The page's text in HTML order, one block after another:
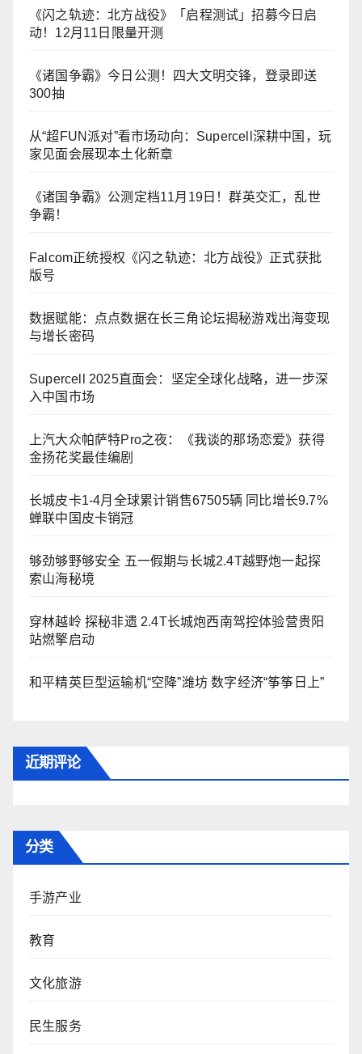
《闪之轨迹：北方战役》「启程测试」招募今日启
动！12月11日限量开测
《诸国争霸》今日公测！四大文明交锋，登录即送
300抽
从“超FUN派对”看市场动向：Supercell深耕中国，玩
家见面会展现本土化新章
《诸国争霸》公测定档11月19日！群英交汇，乱世
争霸！
Falcom正统授权《闪之轨迹：北方战役》正式获批
版号
数据赋能：点点数据在长三角论坛揭秘游戏出海变现
与增长密码
Supercell 2025直面会：坚定全球化战略，进一步深
入中国市场
上汽大众帕萨特Pro之夜：《我谈的那场恋爱》获得
金扬花奖最佳编剧
长城皮卡1-4月全球累计销售67505辆 同比增长9.7%
蝉联中国皮卡销冠
够劲够野够安全 五一假期与长城2.4T越野炮一起探
索山海秘境
穿林越岭 探秘非遗 2.4T长城炮西南驾控体验营贵阳
站燃擎启动
和平精英巨型运输机“空降”潍坊 数字经济“筝筝日上”
近期评论
分类
手游产业
教育
文化旅游
民生服务